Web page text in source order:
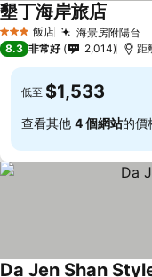
3 星級 飯店 海景房附陽台
墾丁海岸旅店
8.3 非常好 2,014 距
低至 $1,533
查看其他 4 個網站的價
Da Jen Shan